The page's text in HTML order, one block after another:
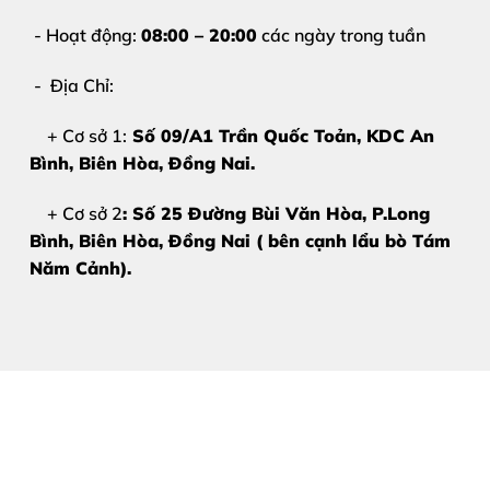
Thời gian sửa nhanh – lấy liền trong ngày
Quan sát trực tiếp – không tráo linh kiện
Bảng Giá Ép Kính iPhone 17
Hotline – Zalo: 0981 926 999 – 0962 755 686
- Hoạt động: 08:00 – 20:00 các ngày trong tuần
- Địa Chỉ:
+ Cơ sở 1: Số 09/A1 Trần Quốc Toản, KDC An
Bình, Biên Hòa, Đồng Nai.
+ Cơ sở 2: Số 25 Đường Bùi Văn Hòa, P.Long
Bình, Biên Hòa, Đồng Nai ( bên cạnh lẩu bò Tám
Năm Cảnh).